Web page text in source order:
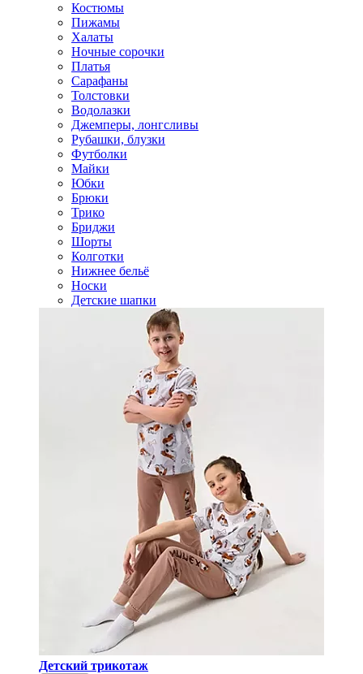
Костюмы
Пижамы
Халаты
Ночные сорочки
Платья
Сарафаны
Толстовки
Водолазки
Джемперы, лонгсливы
Рубашки, блузки
Футболки
Майки
Юбки
Брюки
Трико
Бриджи
Шорты
Колготки
Нижнее бельё
Носки
Детские шапки
Детский трикотаж